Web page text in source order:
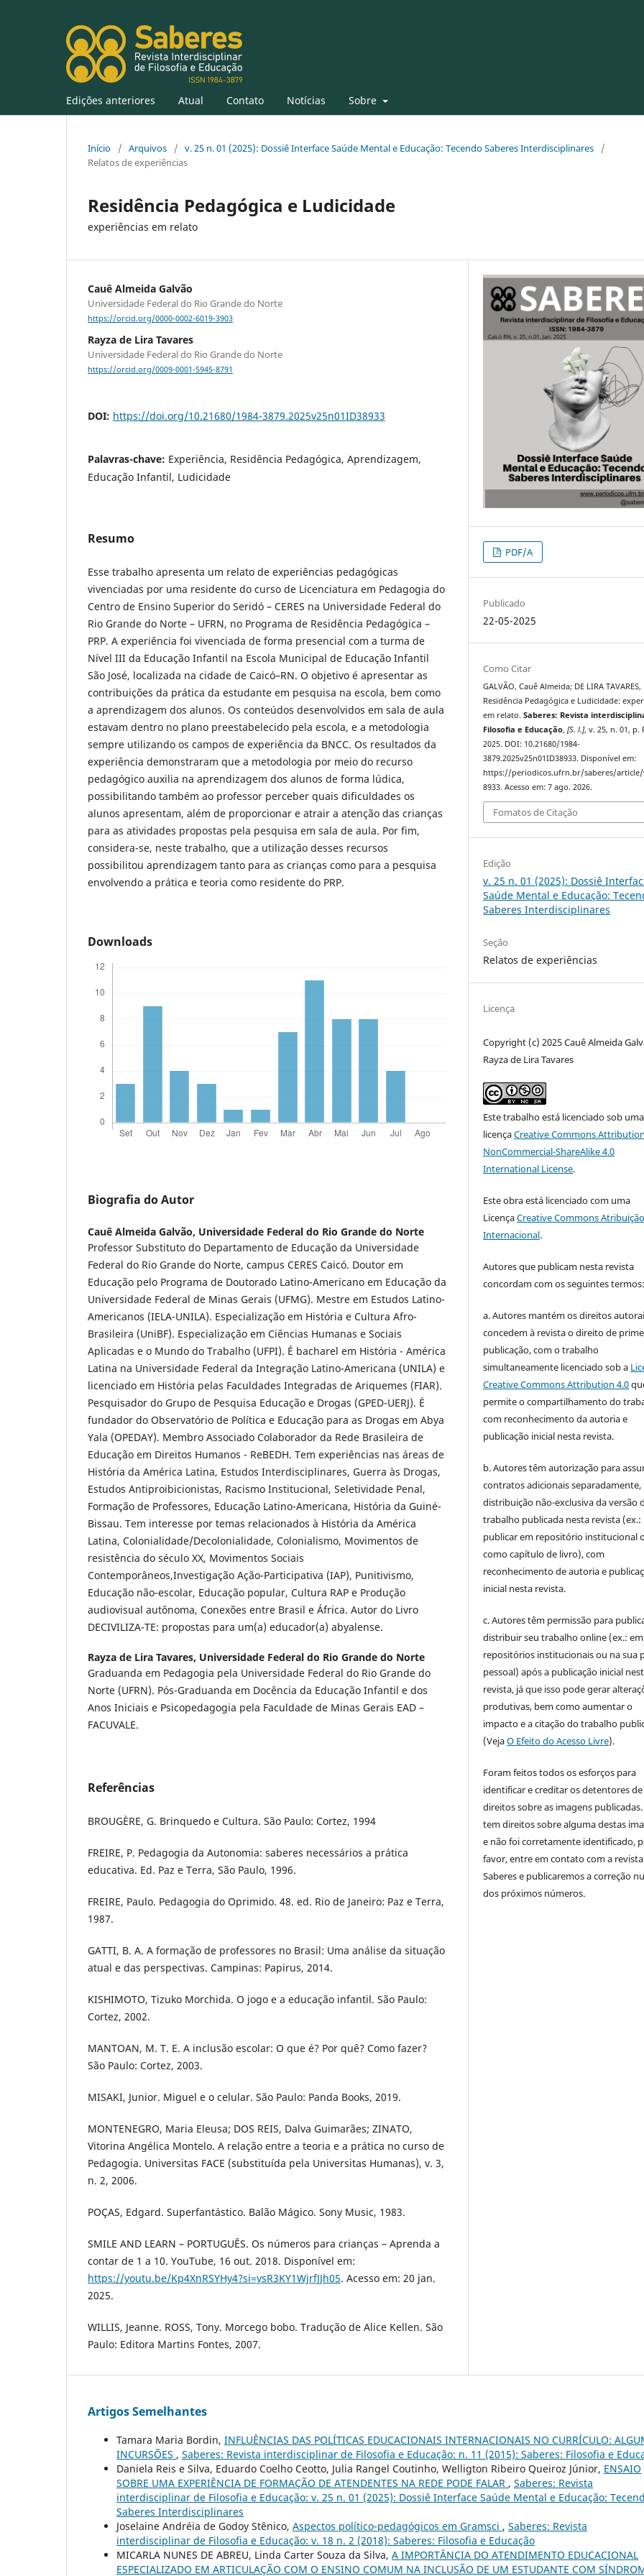
Edições anteriores Atual Contato Notícias Sobre
Início / Arquivos / v. 25 n. 01 (2025): Dossiê Interface Saúde Mental e Educação: Tecendo Saberes Interdisciplinares
/
Relatos de experiências
Residência Pedagógica e Ludicidade
experiências em relato
Cauê Almeida Galvão
Universidade Federal do Rio Grande do Norte
https://orcid.org/0000-0002-6019-3903
Rayza de Lira Tavares
Universidade Federal do Rio Grande do Norte
https://orcid.org/0009-0001-5945-8791
DOI: https://doi.org/10.21680/1984-3879.2025v25n01ID38933
Palavras-chave: Experiência, Residência Pedagógica, Aprendizagem,
Educação Infantil, Ludicidade
Resumo
Esse trabalho apresenta um relato de experiências pedagógicas
vivenciadas por uma residente do curso de Licenciatura em Pedagogia do
Centro de Ensino Superior do Seridó – CERES na Universidade Federal do
Rio Grande do Norte – UFRN, no Programa de Residência Pedagógica –
PRP. A experiência foi vivenciada de forma presencial com a turma de
Nível III da Educação Infantil na Escola Municipal de Educação Infantil
São José, localizada na cidade de Caicó–RN. O objetivo é apresentar as
contribuições da prática da estudante em pesquisa na escola, bem como
a aprendizagem dos alunos. Os conteúdos desenvolvidos em sala de aula
estavam dentro no plano preestabelecido pela escola, e a metodologia
sempre utilizando os campos de experiência da BNCC. Os resultados da
experiência demonstraram que a metodologia por meio do recurso
pedagógico auxilia na aprendizagem dos alunos de forma lúdica,
possibilitando também ao professor perceber quais dificuldades os
alunos apresentam, além de proporcionar e atrair a atenção das crianças
para as atividades propostas pela pesquisa em sala de aula. Por fim,
considera-se, neste trabalho, que a utilização desses recursos
possibilitou aprendizagem tanto para as crianças como para a pesquisa
envolvendo a prática e teoria como residente do PRP.
Downloads
Biografia do Autor
Cauê Almeida Galvão, Universidade Federal do Rio Grande do Norte
Professor Substituto do Departamento de Educação da Universidade
Federal do Rio Grande do Norte, campus CERES Caicó. Doutor em
Educação pelo Programa de Doutorado Latino-Americano em Educação da
Universidade Federal de Minas Gerais (UFMG). Mestre em Estudos Latino-
Americanos (IELA-UNILA). Especialização em História e Cultura Afro-
Brasileira (UniBF). Especialização em Ciências Humanas e Sociais
Aplicadas e o Mundo do Trabalho (UFPI). É bacharel em História - América
Latina na Universidade Federal da Integração Latino-Americana (UNILA) e
licenciado em História pelas Faculdades Integradas de Ariquemes (FIAR).
Pesquisador do Grupo de Pesquisa Educação e Drogas (GPED-UERJ). É
fundador do Observatório de Política e Educação para as Drogas em Abya
Yala (OPEDAY). Membro Associado Colaborador da Rede Brasileira de
Educação em Direitos Humanos - ReBEDH. Tem experiências nas áreas de
História da América Latina, Estudos Interdisciplinares, Guerra às Drogas,
Estudos Antiproibicionistas, Racismo Institucional, Seletividade Penal,
Formação de Professores, Educação Latino-Americana, História da Guiné-
Bissau. Tem interesse por temas relacionados à História da América
Latina, Colonialidade/Decolonialidade, Colonialismo, Movimentos de
resistência do século XX, Movimentos Sociais
Contemporâneos,Investigação Ação-Participativa (IAP), Punitivismo,
Educação não-escolar, Educação popular, Cultura RAP e Produção
audiovisual autônoma, Conexões entre Brasil e África. Autor do Livro
DECIVILIZA-TE: propostas para um(a) educador(a) abyalense.
Rayza de Lira Tavares, Universidade Federal do Rio Grande do Norte
Graduanda em Pedagogia pela Universidade Federal do Rio Grande do
Norte (UFRN). Pós-Graduanda em Docência da Educação Infantil e dos
Anos Iniciais e Psicopedagogia pela Faculdade de Minas Gerais EAD –
FACUVALE.
Referências
BROUGÈRE, G. Brinquedo e Cultura. São Paulo: Cortez, 1994
FREIRE, P. Pedagogia da Autonomia: saberes necessários a prática
educativa. Ed. Paz e Terra, São Paulo, 1996.
FREIRE, Paulo. Pedagogia do Oprimido. 48. ed. Rio de Janeiro: Paz e Terra,
1987.
GATTI, B. A. A formação de professores no Brasil: Uma análise da situação
atual e das perspectivas. Campinas: Papirus, 2014.
KISHIMOTO, Tizuko Morchida. O jogo e a educação infantil. São Paulo:
Cortez, 2002.
MANTOAN, M. T. E. A inclusão escolar: O que é? Por quê? Como fazer?
São Paulo: Cortez, 2003.
MISAKI, Junior. Miguel e o celular. São Paulo: Panda Books, 2019.
MONTENEGRO, Maria Eleusa; DOS REIS, Dalva Guimarães; ZINATO,
Vitorina Angélica Montelo. A relação entre a teoria e a prática no curso de
Pedagogia. Universitas FACE (substituída pela Universitas Humanas), v. 3,
n. 2, 2006.
POÇAS, Edgard. Superfantástico. Balão Mágico. Sony Music, 1983.
SMILE AND LEARN – PORTUGUÊS. Os números para crianças – Aprenda a
contar de 1 a 10. YouTube, 16 out. 2018. Disponível em:
https://youtu.be/Kp4XnRSYHy4?si=ysR3KY1WjrfJJh05. Acesso em: 20 jan.
2025.
WILLIS, Jeanne. ROSS, Tony. Morcego bobo. Tradução de Alice Kellen. São
Paulo: Editora Martins Fontes, 2007.
PDF/A
Publicado
22-05-2025
Como Citar
GALVÃO, Cauê Almeida; DE LIRA TAVARES,
Residência Pedagógica e Ludicidade:
em relato.Saberes: Revista
Filosofia e Educação,[S. l.], v. 25, n. 01, p.
2025. DOI: 10.21680/1984-
3879.2025v25n01ID38933. Disponível em:
https://periodicos.ufrn.br/saberes/
8933. Acesso em: 7 ago. 2026.
Fomatos de Citação
Edição
v. 25 n. 01 (2025): Dossiê
Saúde Mental e Educação:
Saberes Interdisciplinares
Seção
Relatos de experiências
Licença
Copyright (c) 2025 Cauê Almeida
Rayza de Lira Tavares
Este trabalho está licenciado sob uma
licençaCreative Commons
NonCommercial-ShareAlike 4.0
International License.
Este obra está licenciado com uma
LicençaCreative Commons
Internacional.
Autores que publicam nesta revista
concordam com os seguintes termos:
a. Autores mantém os direitos
concedem à revista o direito de
publicação, com o trabalho
simultaneamente licenciado sob a
Creative Commons Attribution 4.0
permite o compartilhamento do
com reconhecimento da autoria e
publicação inicial nesta revista.
b. Autores têm autorização para
contratos adicionais separadamente,
distribuição não-exclusiva da versão
trabalho publicada nesta revista (ex.:
publicar em repositório institucional
como capítulo de livro), com
reconhecimento de autoria e
inicial nesta revista.
c. Autores têm permissão para
distribuir seu trabalho online (ex.: em
repositórios institucionais ou na sua
pessoal) após a publicação inicial
revista, já que isso pode gerar
produtivas, bem como aumentar o
impacto e a citação do trabalho
(VejaO Efeito do Acesso Livre).
Foram feitos todos os esforços para
identificar e creditar os detentores de
direitos sobre as imagens publicadas.
tem direitos sobre alguma destas
e não foi corretamente identificado,
favor, entre em contato com a revista
Saberes e publicaremos a correção
dos próximos números.
Artigos Semelhantes
Tamara Maria Bordin, INFLUÊNCIAS DAS POLÍTICAS EDUCACIONAIS INTERNACIONAIS NO CURRÍCULO:
INCURSÕES , Saberes: Revista interdisciplinar de Filosofia e Educação: n. 11 (2015): Saberes: Filosofia e
Daniela Reis e Silva, Eduardo Coelho Ceotto, Julia Rangel Coutinho, Welligton Ribeiro Queiroz Júnior, ENSAIO
SOBRE UMA EXPERIÊNCIA DE FORMAÇÃO DE ATENDENTES NA REDE PODE FALAR , Saberes: Revista
interdisciplinar de Filosofia e Educação: v. 25 n. 01 (2025): Dossiê Interface Saúde Mental e Educação:
Saberes Interdisciplinares
Joselaine Andréia de Godoy Stênico, Aspectos político-pedagógicos em Gramsci , Saberes: Revista
interdisciplinar de Filosofia e Educação: v. 18 n. 2 (2018): Saberes: Filosofia e Educação
MICARLA NUNES DE ABREU, Linda Carter Souza da Silva, A IMPORTÂNCIA DO ATENDIMENTO EDUCACIONAL
ESPECIALIZADO EM ARTICULAÇÃO COM O ENSINO COMUM NA INCLUSÃO DE UM ESTUDANTE COM